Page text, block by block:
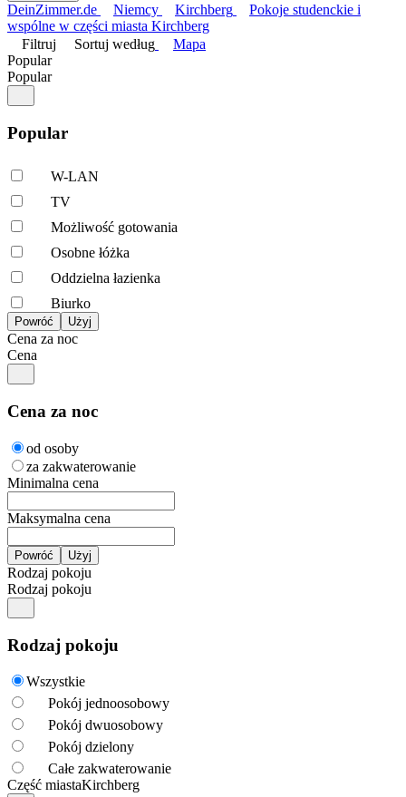
DeinZimmer.de Niemcy Kirchberg
Pokoje studenckie i
wspólne w części miasta Kirchberg
Filtruj
Sortuj według
Mapa
Popular
Popular
Popular
W-LAN
TV
Możliwość gotowania
Osobne łóżka
Oddzielna łazienka
Biurko
Cena za noc
Cena
Cena za noc
od osoby
za zakwaterowanie
Minimalna cena
Maksymalna cena
Rodzaj pokoju
Rodzaj pokoju
Rodzaj pokoju
Wszystkie
Pokój jednoosobowy
Pokój dwuosobowy
Pokój dzielony
Całe zakwaterowanie
Część miastaKirchberg